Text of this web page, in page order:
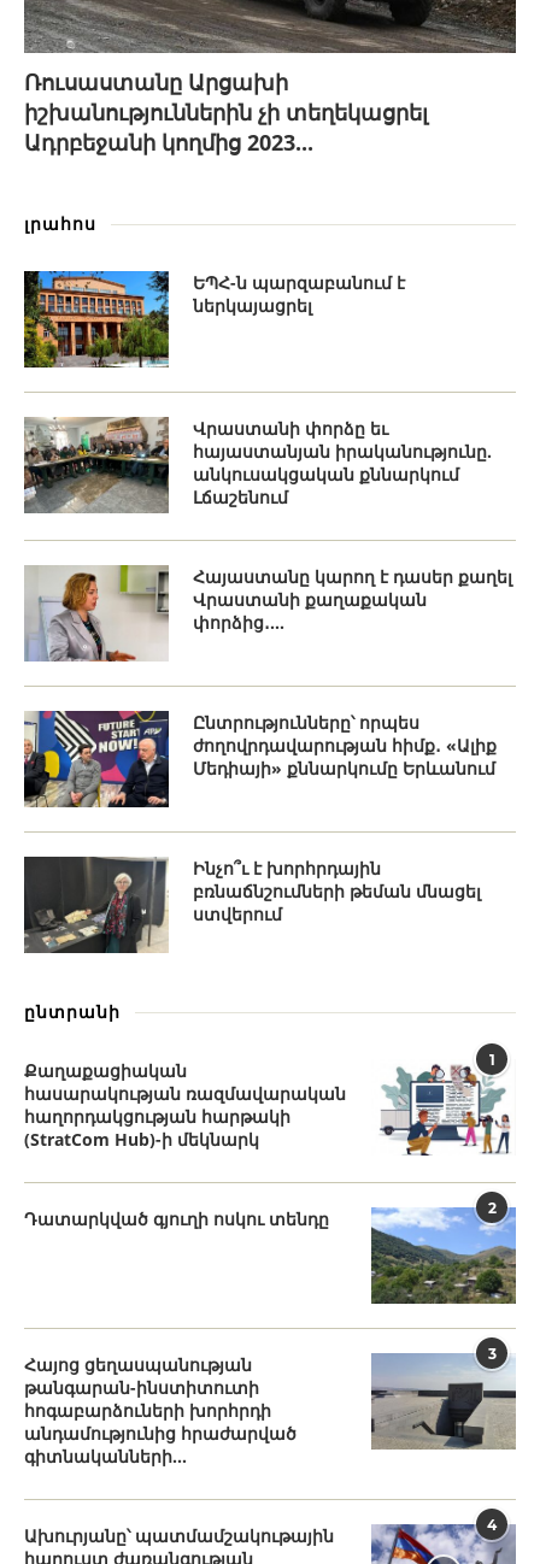
Ռուսաստանը Արցախի
իշխանություններին չի տեղեկացրել
Ադրբեջանի կողմից 2023...
լրահոս
ԵՊՀ-ն պարզաբանում է
ներկայացրել
Վրաստանի փորձը եւ
հայաստանյան իրականությունը.
անկուսակցական քննարկում
Լճաշենում
Հայաստանը կարող է դասեր քաղել
Վրաստանի քաղաքական
փորձից․...
Ընտրությունները՝ որպես
ժողովրդավարության հիմք․ «Ալիք
Մեդիայի» քննարկումը Երևանում
Ինչո՞ւ է խորհրդային
բռնաճնշումների թեման մնացել
ստվերում
ընտրանի
1
Քաղաքացիական
հասարակության ռազմավարական
հաղորդակցության հարթակի
(StratCom Hub)-ի մեկնարկ
2
Դատարկված գյուղի ոսկու տենդը
3
Հայոց ցեղասպանության
թանգարան-ինստիտուտի
հոգաբարձուների խորհրդի
անդամությունից հրաժարված
գիտնականների...
4
Ախուրյանը՝ պատմամշակութային
հարուստ ժառանգության